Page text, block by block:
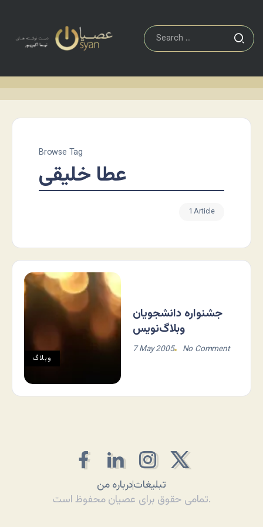
Browse Tag
عطا خلیقی
1 Article
وبلاگ
جشنواره دانشجویان
وبلاگ‌نویس
7 May 2005 No Comment
درباره منتبلیغات
تمامی حقوق برای عصیان محفوظ است.